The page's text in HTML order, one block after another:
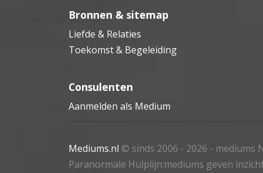
Bronnen & sitemap
Liefde & Relaties
Toekomst & Begeleiding
Consulenten
Aanmelden als Medium
Mediums.nl © sinds 2006 - 2026 - mediums
Paranormale Hulplijn:mediums geven